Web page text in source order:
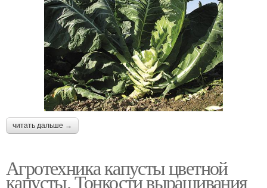
читать дальше →
Агротехника капусты цветной
капусты. Тонкости выращивания